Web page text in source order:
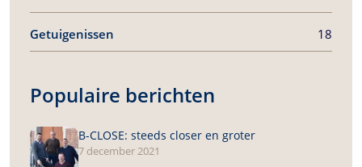
Getuigenissen 18
Populaire berichten
B-CLOSE: steeds closer en groter
7 december 2021